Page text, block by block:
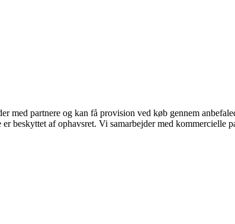
med partnere og kan få provision ved køb gennem
beskyttet af ophavsret. Vi samarbejder med